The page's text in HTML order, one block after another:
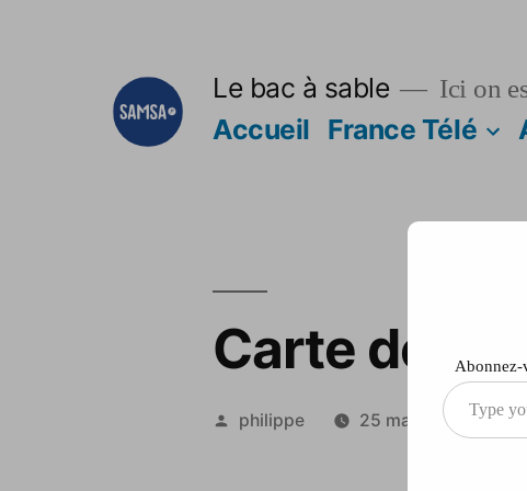
Le bac à sable Ici on
Accueil France Télé
Carte de
Publié
philippe 25 mai 2012
Abonnez-
Type
your